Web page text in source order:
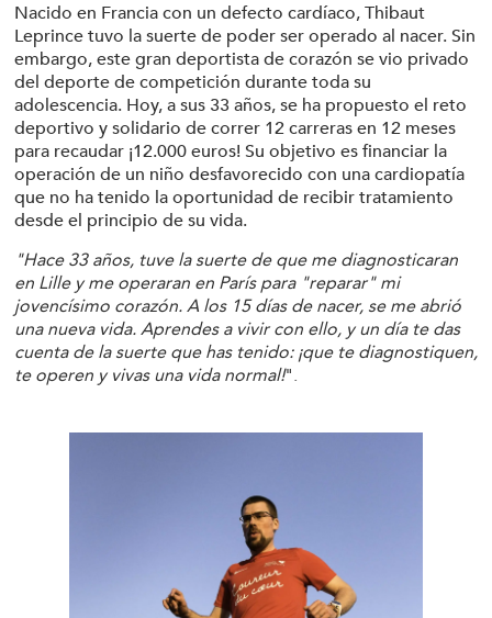
Nacido en Francia con un defecto cardíaco, Thibaut
Leprince tuvo la suerte de poder ser operado al nacer. Sin
embargo, este gran deportista de corazón se vio privado
del deporte de competición durante toda su
adolescencia. Hoy, a sus 33 años, se ha propuesto el reto
deportivo y solidario de correr 12 carreras en 12 meses
para recaudar ¡12.000 euros! Su objetivo es financiar la
operación de un niño desfavorecido con una cardiopatía
que no ha tenido la oportunidad de recibir tratamiento
desde el principio de su vida.
"Hace 33 años, tuve la suerte de que me diagnosticaran
en Lille y me operaran en París para "reparar" mi
jovencísimo corazón. A los 15 días de nacer, se me abrió
una nueva vida. Aprendes a vivir con ello, y un día te das
cuenta de la suerte que has tenido: ¡que te diagnostiquen,
te operen y vivas una vida normal!".